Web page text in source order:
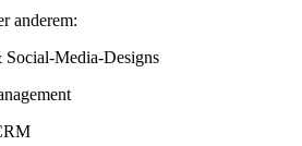
anderem:
Media-Designs